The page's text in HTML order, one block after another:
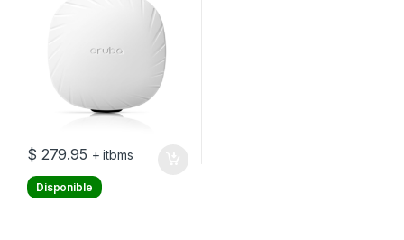
$ 279.95 + itbms
Disponible